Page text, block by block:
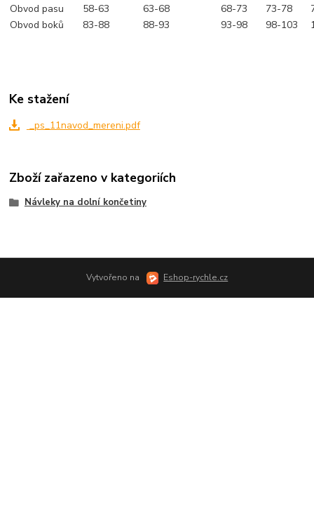
Obvod pasu
58-63 63-68 68-73 73-78
Obvod boků
83-88 88-93 93-98 98-103
Ke stažení
_ps_11navod_mereni.pdf
Zboží zařazeno v kategoriích
Návleky na dolní končetiny
Vytvořeno na Eshop-rychle.cz